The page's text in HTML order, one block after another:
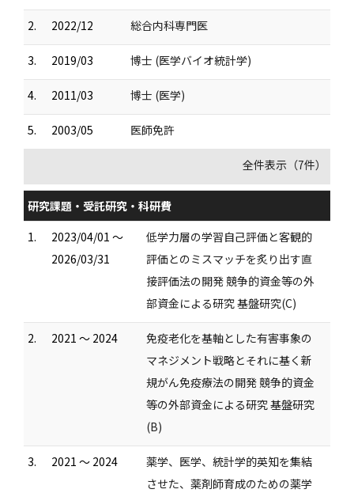
2. 2022/12 総合内科専門医
3. 2019/03 博士 (医学バイオ統計学)
4. 2011/03 博士 (医学)
5. 2003/05 医師免許
全件表示（7件）
研究課題・受託研究・科研費
1.
2023/04/01 ～
2026/03/31
低学力層の学習自己評価と客観的
評価とのミスマッチを炙り出す直
接評価法の開発 競争的資金等の外
部資金による研究 基盤研究(C)
2. 2021 ～ 2024
免疫老化を基軸とした有害事象の
マネジメント戦略とそれに基く新
規がん免疫療法の開発 競争的資金
等の外部資金による研究 基盤研究
(B)
3. 2021 ～ 2024
薬学、医学、統計学的英知を集結
させた、薬剤師育成のための薬学